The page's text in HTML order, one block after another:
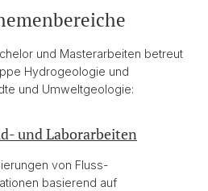
und Masterarbeiten betreut
Hydrogeologie und
und Umweltgeologie:
und Laborarbeiten
von Fluss-
basierend auf